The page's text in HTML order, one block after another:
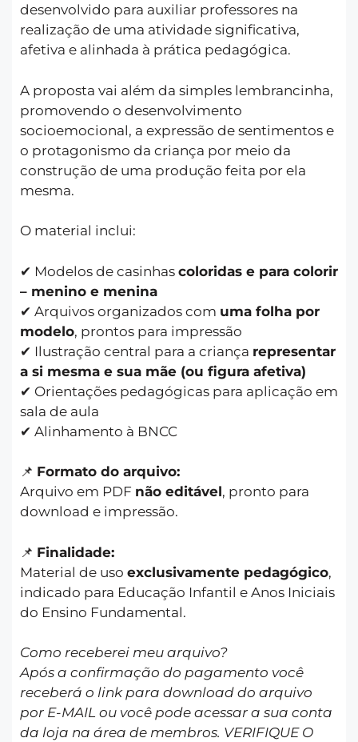
desenvolvido para auxiliar professores na
realização de uma atividade significativa,
afetiva e alinhada à prática pedagógica.
A proposta vai além da simples lembrancinha,
promovendo o desenvolvimento
socioemocional, a expressão de sentimentos e
o protagonismo da criança por meio da
construção de uma produção feita por ela
mesma.
O material inclui:
✔ Modelos de casinhas coloridas e para colorir
– menino e menina
✔ Arquivos organizados com uma folha por
modelo, prontos para impressão
✔ Ilustração central para a criança representar
a si mesma e sua mãe (ou figura afetiva)
✔ Orientações pedagógicas para aplicação em
sala de aula
✔ Alinhamento à BNCC
📌 Formato do arquivo:
Arquivo em PDF não editável, pronto para
download e impressão.
📌 Finalidade:
Material de uso exclusivamente pedagógico,
indicado para Educação Infantil e Anos Iniciais
do Ensino Fundamental.
Como receberei meu arquivo?
Após a confirmação do pagamento você
receberá o link para download do arquivo
por E-MAIL ou você pode acessar a sua conta
da loja na área de membros. VERIFIQUE O